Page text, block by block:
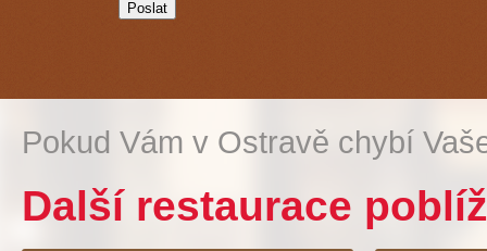
Pokud Vám v Ostravě chybí
Další restaurace